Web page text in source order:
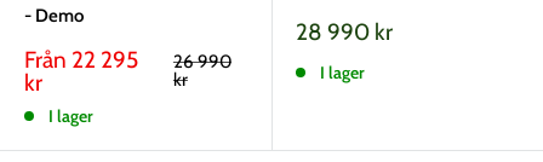
- Demo
Vårt
pris
Från 22 295
kr
Rekommenderat
pris
26 990
kr
I lager
Vårt
28 990 kr
I lager